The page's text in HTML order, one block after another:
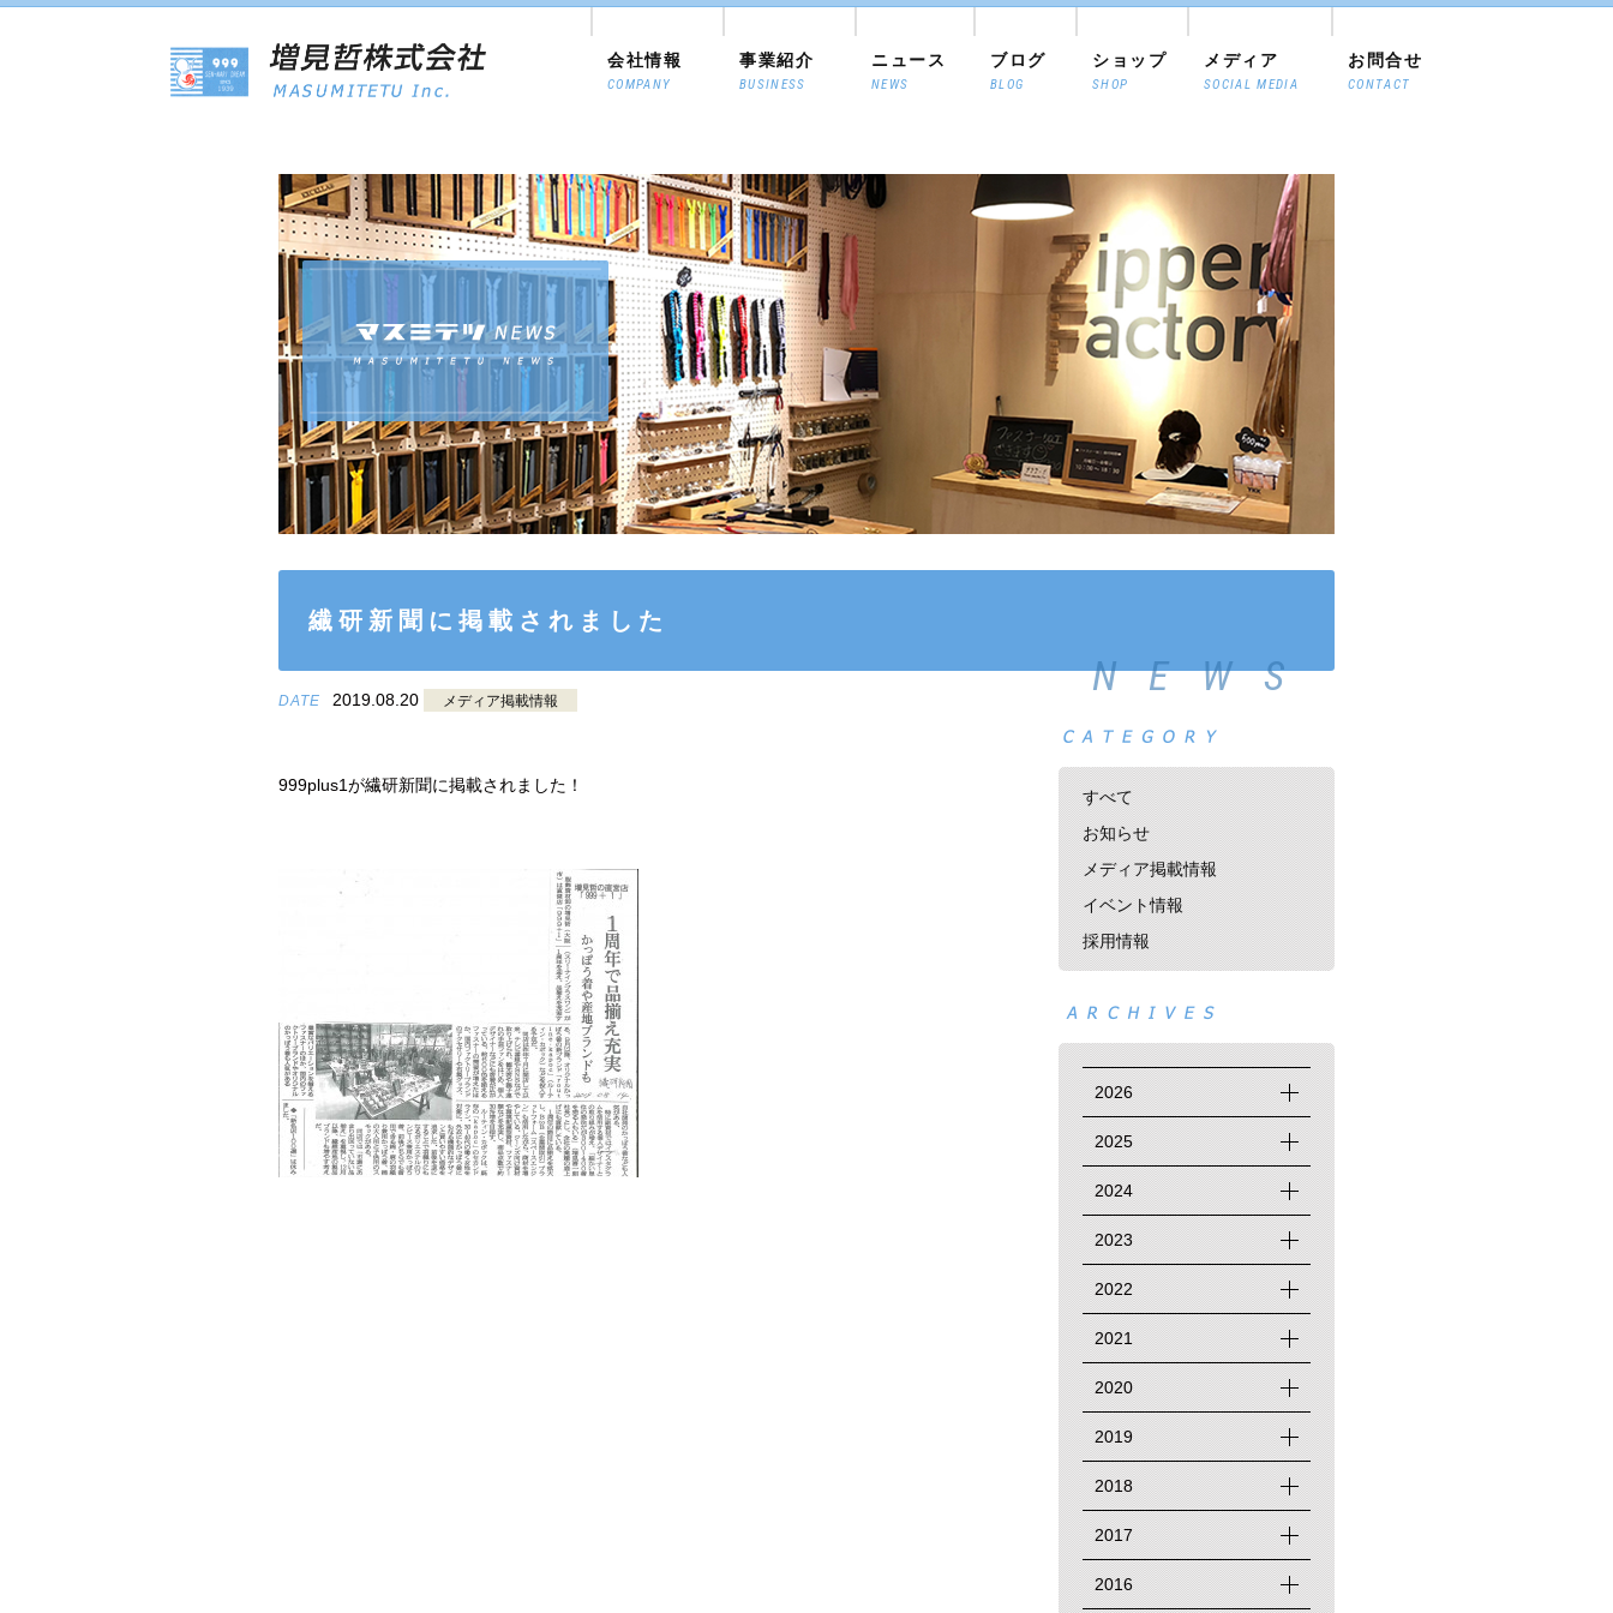
会社情報
COMPANY
事業紹介
BUSINESS
ニュース
NEWS
ブログ
BLOG
ショップ
SHOP
メディア
SOCIAL MEDIA
お問合せ
CONTACT
繊研新聞に掲載されました
NEWS
DATE 2019.08.20 メディア掲載情報
999plus1が繊研新聞に掲載されました！
すべて
お知らせ
メディア掲載情報
イベント情報
採用情報
2026
2025
2024
2023
2022
2021
2020
2019
2018
2017
2016